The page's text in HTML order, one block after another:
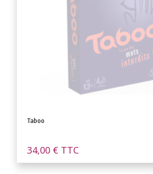
Taboo
34,00 € TTC